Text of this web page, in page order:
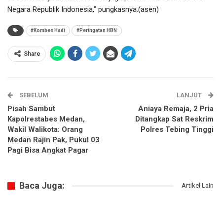
Negara Republik Indonesia,” pungkasnya.(asen)
#Kombes Hadi #Peringatan HBN
Share
SEBELUM
Pisah Sambut
Kapolrestabes Medan,
Wakil Walikota: Orang
Medan Rajin Pak, Pukul 03
Pagi Bisa Angkat Pagar
LANJUT
Aniaya Remaja, 2 Pria
Ditangkap Sat Reskrim
Polres Tebing Tinggi
Baca Juga: Artikel Lain